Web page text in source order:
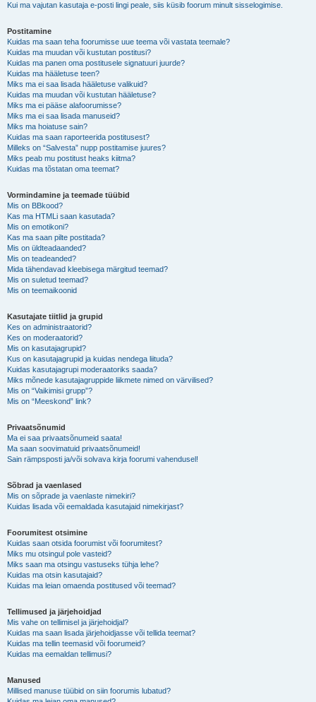
Kui ma vajutan kasutaja e-posti lingi peale, siis küsib foorum minult sisselogimise.
Postitamine
Kuidas ma saan teha foorumisse uue teema või vastata teemale?
Kuidas ma muudan või kustutan postitusi?
Kuidas ma panen oma postitusele signatuuri juurde?
Kuidas ma hääletuse teen?
Miks ma ei saa lisada hääletuse valikuid?
Kuidas ma muudan või kustutan hääletuse?
Miks ma ei pääse alafoorumisse?
Miks ma ei saa lisada manuseid?
Miks ma hoiatuse sain?
Kuidas ma saan raporteerida postitusest?
Milleks on “Salvesta” nupp postitamise juures?
Miks peab mu postitust heaks kiitma?
Kuidas ma tõstatan oma teemat?
Vormindamine ja teemade tüübid
Mis on BBkood?
Kas ma HTMLi saan kasutada?
Mis on emotikoni?
Kas ma saan pilte postitada?
Mis on üldteadaanded?
Mis on teadeanded?
Mida tähendavad kleebisega märgitud teemad?
Mis on suletud teemad?
Mis on teemaikoonid
Kasutajate tiitlid ja grupid
Kes on administraatorid?
Kes on moderaatorid?
Mis on kasutajagrupid?
Kus on kasutajagrupid ja kuidas nendega liituda?
Kuidas kasutajagrupi moderaatoriks saada?
Miks mõnede kasutajagruppide liikmete nimed on värvilised?
Mis on “Vaikimisi grupp”?
Mis on “Meeskond” link?
Privaatsõnumid
Ma ei saa privaatsõnumeid saata!
Ma saan soovimatuid privaatsõnumeid!
Sain rämpsposti ja/või solvava kirja foorumi vahendusel!
Sõbrad ja vaenlased
Mis on sõprade ja vaenlaste nimekiri?
Kuidas lisada või eemaldada kasutajaid nimekirjast?
Foorumitest otsimine
Kuidas saan otsida foorumist või foorumitest?
Miks mu otsingul pole vasteid?
Miks saan ma otsingu vastuseks tühja lehe?
Kuidas ma otsin kasutajaid?
Kuidas ma leian omaenda postitused või teemad?
Tellimused ja järjehoidjad
Mis vahe on tellimisel ja järjehoidjal?
Kuidas ma saan lisada järjehoidjasse või tellida teemat?
Kuidas ma tellin teemasid või foorumeid?
Kuidas ma eemaldan tellimusi?
Manused
Millised manuse tüübid on siin foorumis lubatud?